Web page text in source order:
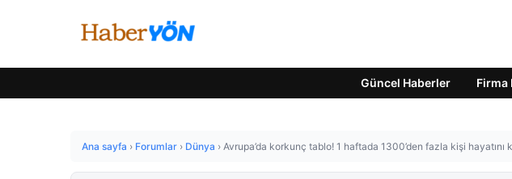
Güncel Haberler Firma
Ana sayfa › Forumlar › Dünya › Avrupa’da korkunç tablo! 1 haftada 1300’den fazla kişi hayatını